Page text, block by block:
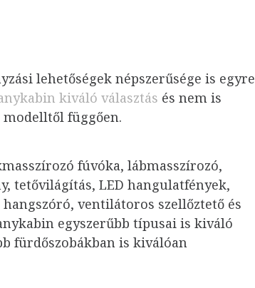
lehetőségek népszerűsége is egyre
kiváló választás és nem is
függően.
fúvóka, lábmasszírozó,
tetővilágítás, LED hangulatfények,
ventilátoros szellőztető és
egyszerűbb típusai is kiváló
fürdőszobákban is kiválóan